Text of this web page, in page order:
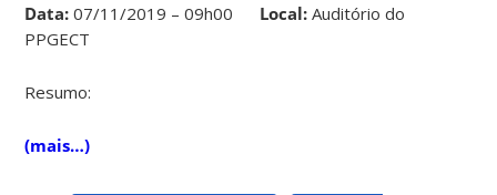
Data: 07/11/2019 – 09h00 Local: Auditório do
PPGECT
Resumo:
(mais…)